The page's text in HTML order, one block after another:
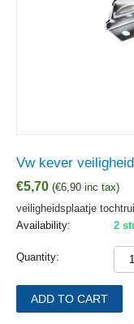
Vw kever
€5,70 (€6,90 inc tax)
veiligheidsplaatje
Availability:
2
Quantity:
ADD TO CART